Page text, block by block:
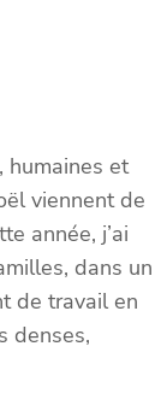
humaines et
viennent de
année, j’ai
dans un
de travail en
denses,